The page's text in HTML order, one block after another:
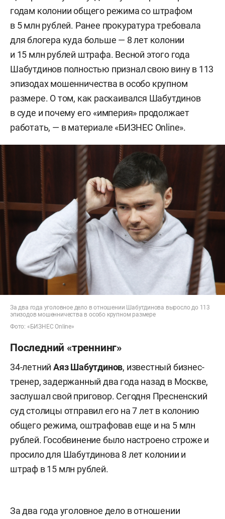
годам колонии общего режима со штрафом
в 5 млн рублей. Ранее прокуратура требовала
для блогера куда больше — 8 лет колонии
и 15 млн рублей штрафа. Весной этого года
Шабутдинов полностью признал свою вину в 113
эпизодах мошенничества в особо крупном
размере. О том, как раскаивался Шабутдинов
в суде и почему его «империя» продолжает
работать, — в материале «БИЗНЕС Online».
За два года уголовное дело в отношении Шабутдинова выросло до 113
эпизодов мошенничества в особо крупном размере
Фото: «БИЗНЕС Online»
Последний «треннинг»
34-летний Аяз Шабутдинов, известный бизнес-
тренер, задержанный два года назад в Москве,
заслушал свой приговор. Сегодня Пресненский
суд столицы отправил его на 7 лет в колонию
общего режима, оштрафовав еще и на 5 млн
рублей. Гособвинение было настроено строже и
просило для Шабутдинова 8 лет колонии и
штраф в 15 млн рублей.
За два года уголовное дело в отношении